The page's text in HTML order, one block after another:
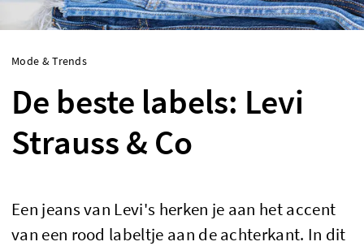
Mode & Trends
De beste labels: Levi
Strauss & Co
Een jeans van Levi's herken je aan het accent
van een rood labeltje aan de achterkant. In dit